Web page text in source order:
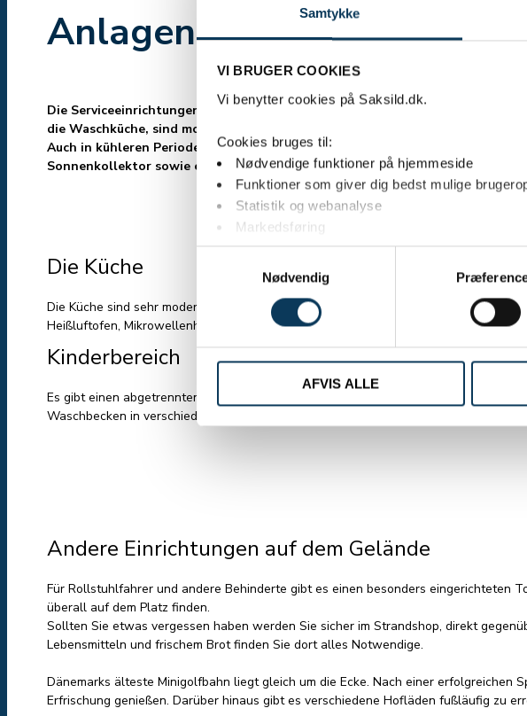
Samtykke
VI BRUGER COOKIES
Vi benytter cookies på Saksild.dk.
Cookies bruges til:
Nødvendige funktioner på hjemmeside
Funktioner som giver dig bedst mulige
Statistik og webanalyse
Markedsføring
Vælg "jeg accepterer" hvis du accepterer vores
formål på knapperne herunder. Du kan altid
Nødvendig
AFVIS ALLE
Anlagen Saksild Strand
Die Serviceeinrichtungen auf dem Saksild Strand Campingplatz, wie die
die Waschküche, sind modernisiert und auf den neuesten Stand gebracht
Auch in kühleren Perioden können wir helle und gut geheizte
Sonnenkollektor sowie eine Lüftungsanlage mit Wärmerückgewinnung
Die Küche
Die Küche sind sehr modern eingerichtet. Alle Spülen haben kostenloses kaltes
Heißluftofen, Mikrowellenherde und Geschirrspüler.
Kinderbereich
Es gibt einen abgetrennten, in hellen, freundlichen Farben gestalteten
Waschbecken in verschiedenen Höhen für kleinere Kinder.
Andere Einrichtungen auf dem Gelände
Für Rollstuhlfahrer und andere Behinderte gibt es einen besonders eingerichteten
überall auf dem Platz finden.
Sollten Sie etwas vergessen haben werden Sie sicher im Strandshop, direkt
Lebensmitteln und frischem Brot finden Sie dort alles Notwendige.
Dänemarks älteste Minigolfbahn liegt gleich um die Ecke. Nach einer erfolgreichen
Erfrischung genießen. Darüber hinaus gibt es verschiedene Hofläden fußläufig zu